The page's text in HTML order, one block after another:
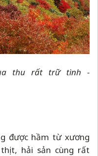
thu rất trữ tình -
được hầm từ xương
hải sản cùng rất